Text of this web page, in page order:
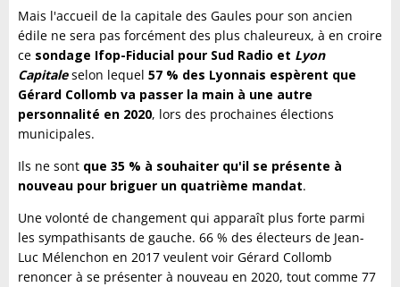
Mais l'accueil de la capitale des Gaules pour son ancien
édile ne sera pas forcément des plus chaleureux, à en croire
ce sondage Ifop-Fiducial pour Sud Radio et Lyon
Capitale selon lequel 57 % des Lyonnais espèrent que
Gérard Collomb va passer la main à une autre
personnalité en 2020, lors des prochaines élections
municipales.
Ils ne sont que 35 % à souhaiter qu'il se présente à
nouveau pour briguer un quatrième mandat.
Une volonté de changement qui apparaît plus forte parmi
les sympathisants de gauche. 66 % des électeurs de Jean-
Luc Mélenchon en 2017 veulent voir Gérard Collomb
renoncer à se présenter à nouveau en 2020, tout comme 77